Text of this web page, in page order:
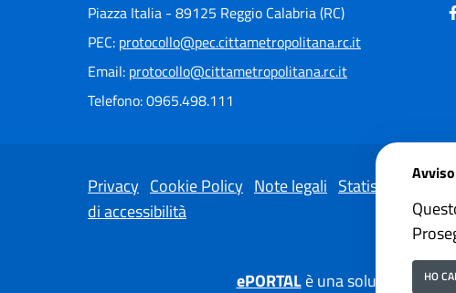
Piazza Italia - 89125 Reggio Calabria (RC)
PEC: protocollo@pec.cittametropolitana.rc.it
Email: protocollo@cittametropolitana.rc.it
Telefono: 0965.498.111
Privacy Cookie Policy Note legali Statistiche
di accessibilità
ePORTALè una soluzione HO